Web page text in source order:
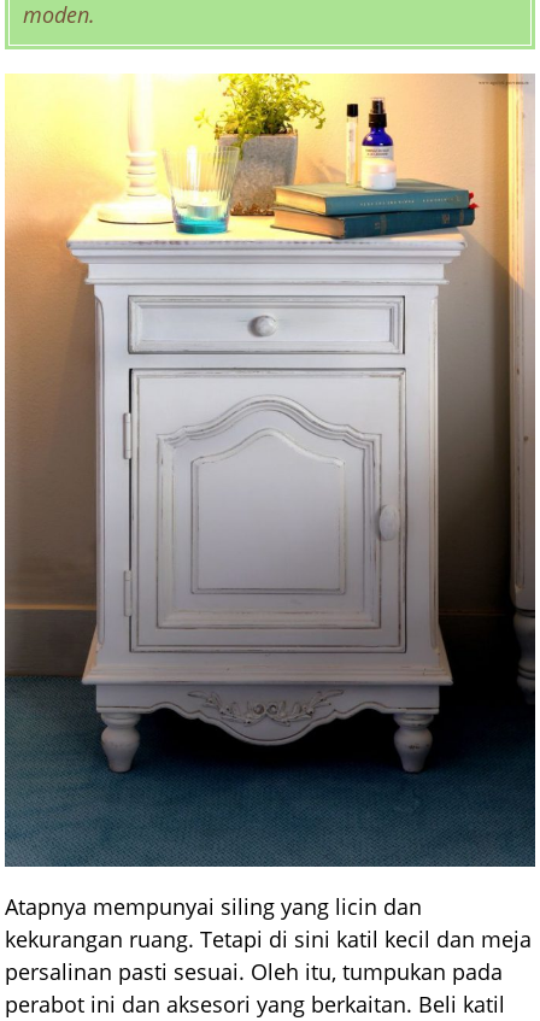
moden.
Atapnya mempunyai siling yang licin dan
kekurangan ruang. Tetapi di sini katil kecil dan meja
persalinan pasti sesuai. Oleh itu, tumpukan pada
perabot ini dan aksesori yang berkaitan. Beli katil